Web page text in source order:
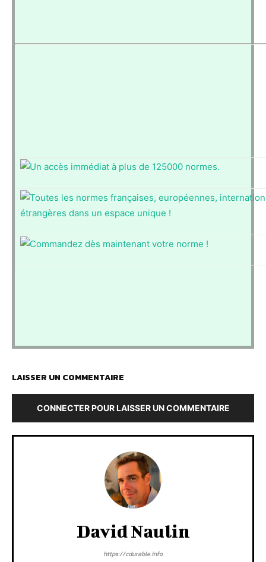
LAISSER UN COMMENTAIRE
CONNECTER POUR LAISSER UN COMMENTAIRE
David Naulin
https://cdurable.info